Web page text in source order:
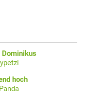
Dominikus
hoch